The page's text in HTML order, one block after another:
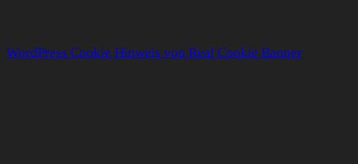
WordPress Cookie Hinweis von Real Cookie Banner